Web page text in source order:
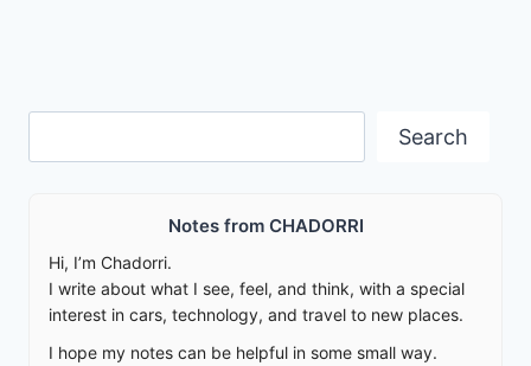
Search
Notes from CHADORRI
Hi, I’m Chadorri.
I write about what I see, feel, and think, with a special
interest in cars, technology, and travel to new places.
I hope my notes can be helpful in some small way.